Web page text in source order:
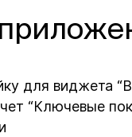
для виджета
“Ключевые